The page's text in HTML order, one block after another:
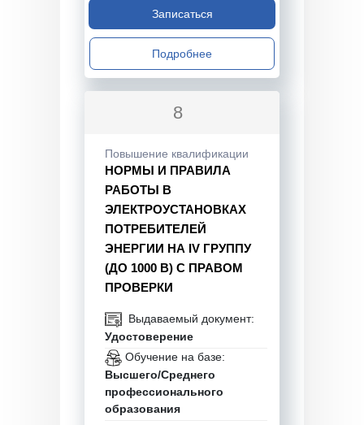
Записаться
Подробнее
8
Повышение квалификации
НОРМЫ И ПРАВИЛА
РАБОТЫ В
ЭЛЕКТРОУСТАНОВКАХ
ПОТРЕБИТЕЛЕЙ
ЭНЕРГИИ НА IV ГРУППУ
(ДО 1000 В) С ПРАВОМ
ПРОВЕРКИ
Выдаваемый документ:
Удостоверение
Обучение на базе:
Высшего/Среднего
профессионального
образования